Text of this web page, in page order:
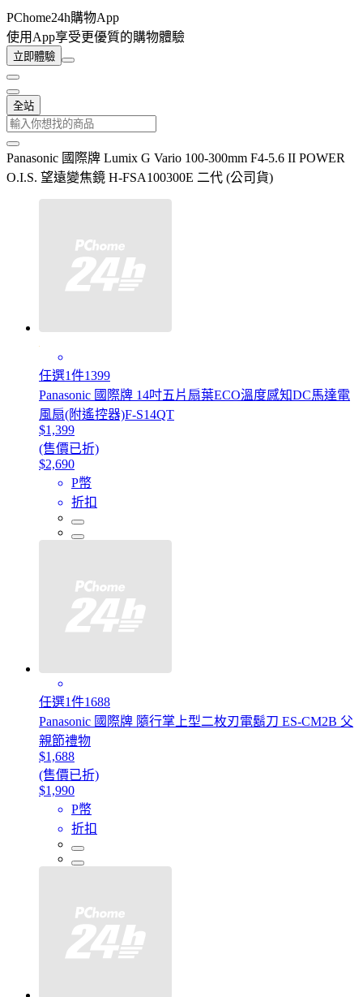
PChome24h購物App
使用App享受更優質的購物體驗
立即體驗
全站
Panasonic 國際牌 Lumix G Vario 100-300mm F4-5.6 II POWER
O.I.S. 望遠變焦鏡 H-FSA100300E 二代 (公司貨)
任選1件1399
Panasonic 國際牌 14吋五片扇葉ECO溫度感知DC馬達電
風扇(附遙控器)F-S14QT
$1,399
(售價已折)
$2,690
P幣
折扣
任選1件1688
Panasonic 國際牌 隨行掌上型二枚刃電鬍刀 ES-CM2B 父
親節禮物
$1,688
(售價已折)
$1,990
P幣
折扣